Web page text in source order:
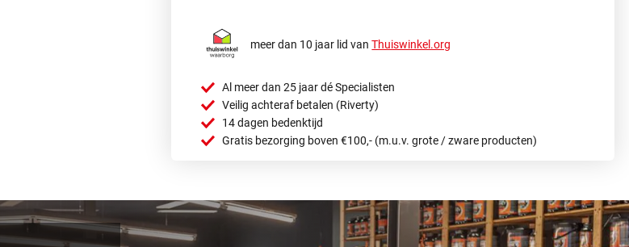
meer dan 10 jaar lid vanThuiswinkel.org
Al meer dan 25 jaar dé Specialisten
Veilig achteraf betalen (Riverty)
14 dagen bedenktijd
Gratis bezorging boven €100,- (m.u.v. grote / zware producten)